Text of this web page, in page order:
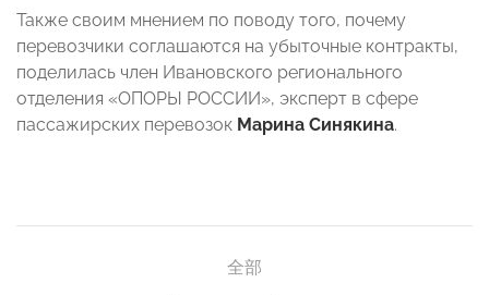
Также своим мнением по поводу того, почему
перевозчики соглашаются на убыточные контракты,
поделилась член Ивановского регионального
отделения «ОПОРЫ РОССИИ», эксперт в сфере
пассажирских перевозок Марина Синякина.
全部